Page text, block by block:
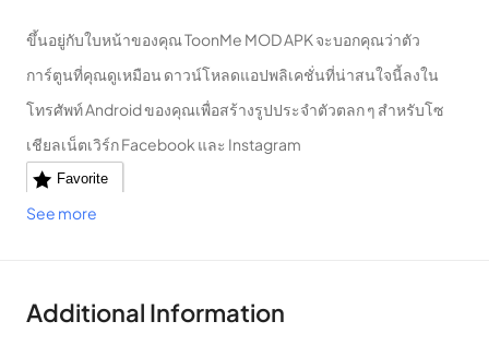
ขึ้นอยู่กับใบหน้าของคุณ ToonMe MOD APK จะบอกคุณว่าตัว
การ์ตูนที่คุณดูเหมือน ดาวน์โหลดแอปพลิเคชั่นที่น่าสนใจนี้ลงใน
โทรศัพท์ Android ของคุณเพื่อสร้างรูปประจำตัวตลก ๆ สำหรับโซ
เชียลเน็ตเวิร์ก Facebook และ Instagram
Favorite
See more
Additional Information